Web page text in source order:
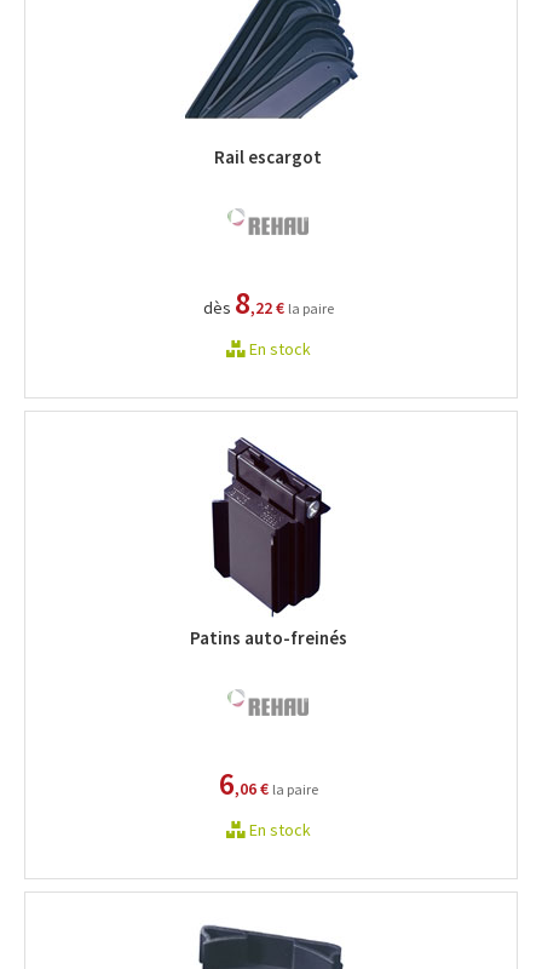
Rail escargot
dès 8,22 € la paire
En stock
Patins auto-freinés
6,06 € la paire
En stock